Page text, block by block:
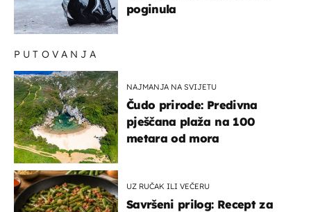
poginula
PUTOVANJA
NAJMANJA NA SVIJETU
Čudo prirode: Predivna
pješčana plaža na 100
metara od mora
UZ RUČAK ILI VEČERU
Savršeni prilog: Recept za